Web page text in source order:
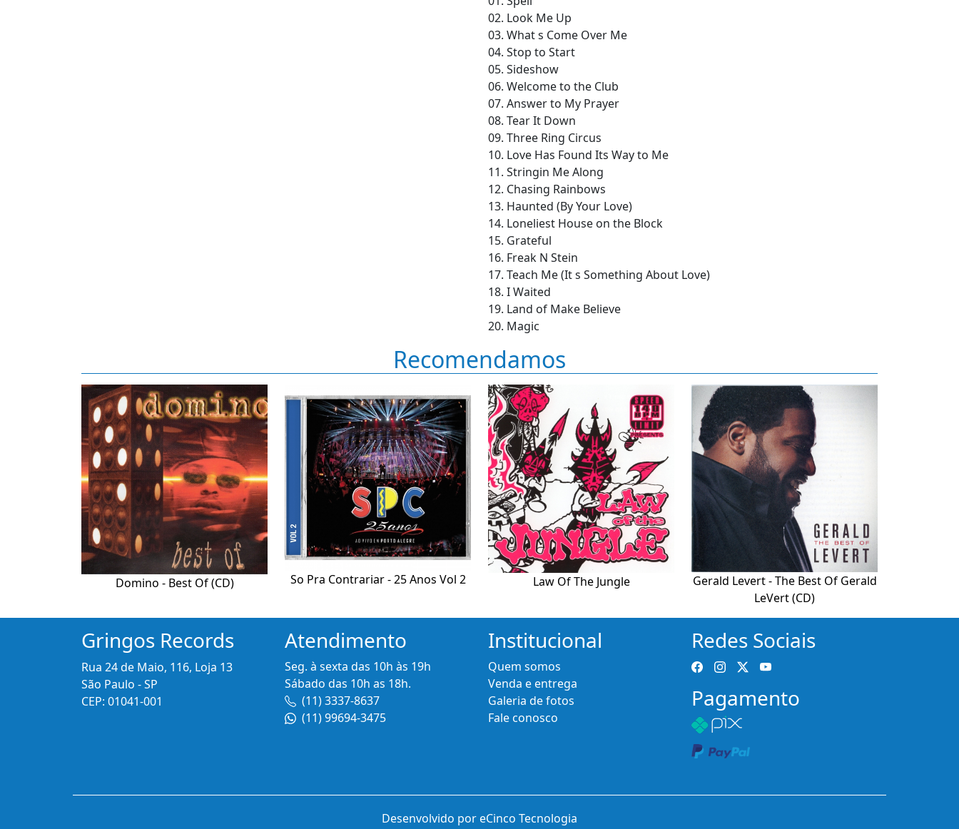
02. Look Me Up
03. What s Come Over Me
04. Stop to Start
05. Sideshow
06. Welcome to the Club
07. Answer to My Prayer
08. Tear It Down
09. Three Ring Circus
10. Love Has Found Its Way to Me
11. Stringin Me Along
12. Chasing Rainbows
13. Haunted (By Your Love)
14. Loneliest House on the Block
15. Grateful
16. Freak N Stein
17. Teach Me (It s Something About Love)
18. I Waited
19. Land of Make Believe
20. Magic
Recomendamos
Domino - Best Of (CD) So Pra Contrariar - 25 Anos Vol 2 Law Of The Jungle
Gerald Levert - The Best Of Gerald
LeVert (CD)
Gringos Records
Rua 24 de Maio, 116, Loja 13
São Paulo - SP
CEP: 01041-001
Atendimento
Seg. à sexta das 10h às 19h
Sábado das 10h as 18h.
(11) 3337-8637
(11) 99694-3475
Institucional
Quem somos
Venda e entrega
Galeria de fotos
Fale conosco
Redes Sociais
Pagamento
Desenvolvido por eCinco Tecnologia